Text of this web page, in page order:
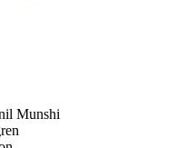
Munshi